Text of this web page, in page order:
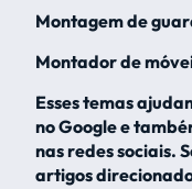
Montagem de
Montador de
Esses temas
no Google e
nas redes sociais.
artigos